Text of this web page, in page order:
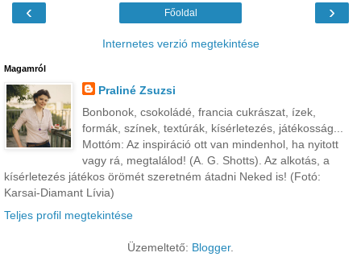
‹ ›
Főoldal
Internetes verzió megtekintése
Magamról
Praliné Zsuzsi
Bonbonok, csokoládé, francia cukrászat, ízek,
formák, színek, textúrák, kísérletezés, játékosság...
Mottóm: Az inspiráció ott van mindenhol, ha nyitott
vagy rá, megtalálod! (A. G. Shotts). Az alkotás, a
kísérletezés játékos örömét szeretném átadni Neked is! (Fotó:
Karsai-Diamant Lívia)
Teljes profil megtekintése
Üzemeltető: Blogger.